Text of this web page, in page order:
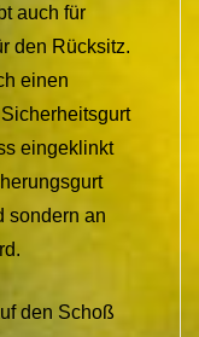
auch für
den Rücksitz.
einen
eingeklinkt
sondern an
den Schoß